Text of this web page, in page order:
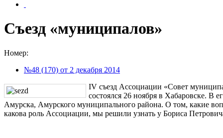
Съезд «муниципалов»
Номер:
№48 (170) от 2 декабря 2014
IV съезд Ассоциации «Совет
состоялся 26 ноября в Хабаровске. В
Амурска, Амурского муниципального района. О том, какие
какова роль Ассоциации, мы решили узнать у Бориса